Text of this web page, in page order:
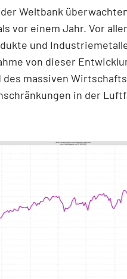
Weltbank
vor einem Jahr. Vor
und
von dieser
massiven
in der